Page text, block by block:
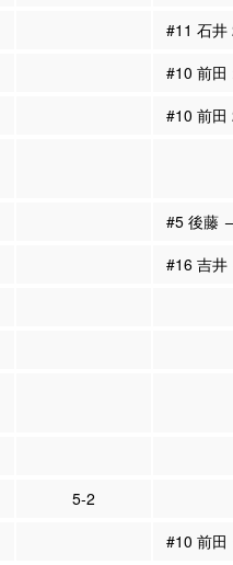
#11 石井
#10 前田
#10 前田
#5 後藤
#16 吉
5-2
#10 前田